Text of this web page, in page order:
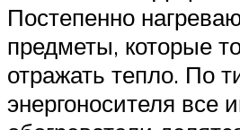
Постепенно
предметы, которые
отражать тепло. По
энергоносителя все